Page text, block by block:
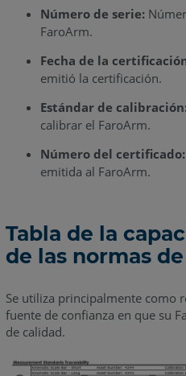
Número de serie:
FaroArm.
Fecha de la
emitió la certificación.
Estándar de
calibrar el FaroArm.
Número del certificado:
emitida al FaroArm.
Tabla de la
de las normas
Se utiliza principalmente como
fuente de confianza en que su
de calidad.